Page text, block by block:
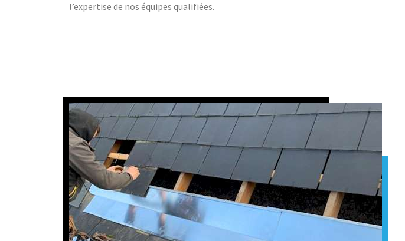
l’expertise de nos équipes qualifiées.